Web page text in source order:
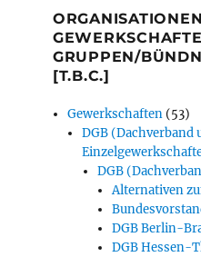
GRUPPEN/
[T.B.C.]
Gewerkschaften (53)
DGB (Dachverband
DGB
Alternativen
DGB Berlin-
DGB Hessen-